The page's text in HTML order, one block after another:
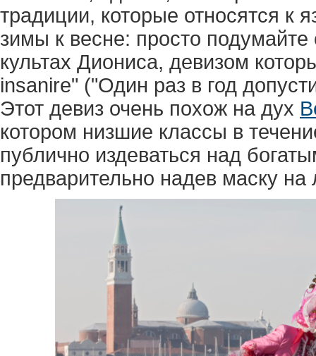
традиции, которые относятся к
зимы к весне: просто
культах Диониса, девизом
insanire" ("Один раз в год
Этот девиз очень похож на дух
котором низшие классы в
публично издеваться над
предварительно надев маску